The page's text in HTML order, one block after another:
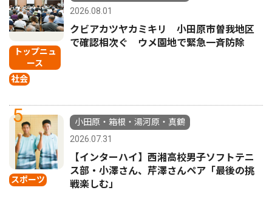
トップニュ
ース
社会
2026.08.01
クビアカツヤカミキリ 小田原市曽我地区
で確認相次ぐ ウメ園地で緊急一斉防除
5
スポーツ
小田原・箱根・湯河原・真鶴
2026.07.31
【インターハイ】西湘高校男子ソフトテニ
ス部・小澤さん、芹澤さんペア「最後の挑
戦楽しむ」